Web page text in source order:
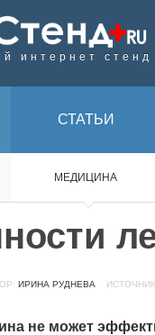
интернет стенд
СТАТЬИ
МЕДИЦИНА
ИРИНА РУДНЕВА
не может